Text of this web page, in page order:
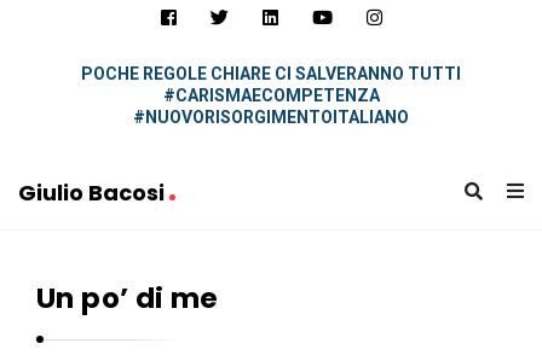
B
o
s
POCHE REGOLE CHIARE CI SALVERANNO TUTTI
#CARISMAECOMPETENZA
#NUOVORISORGIMENTOITALIANO
Giulio Bacosi
Un po’ di me